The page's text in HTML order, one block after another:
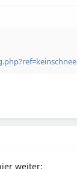
weiter: